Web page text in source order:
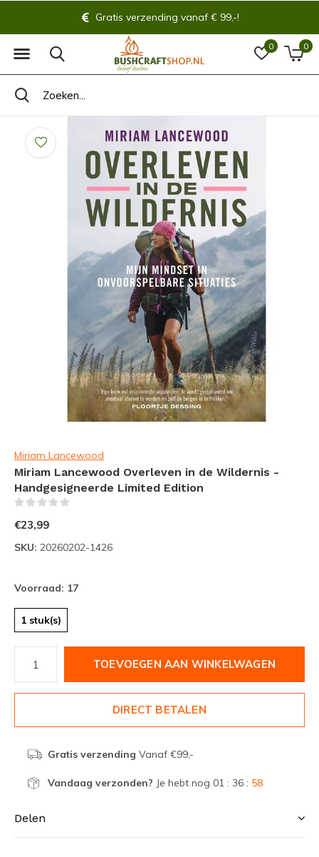
0 0
Gratis verzending vanaf € 99,-!
Miriam Lancewood
Miriam Lancewood Overleven in de Wildernis -
Handgesigneerde Limited Edition
€23,99
SKU: 20260202-1426
Voorraad: 17
1 stuk(s)
TOEVOEGEN AAN WINKELWAGEN
DIRECT BETALEN
Gratis verzending Vanaf €99,-
Vandaag verzonden? Je hebt nog 01 : 36 : 58
Delen